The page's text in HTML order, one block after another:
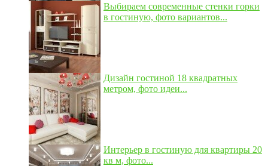
Выбираем современные стенки горки
в гостиную, фото вариантов...
Дизайн гостиной 18 квадратных
метром, фото идеи...
Интерьер в гостиную для квартиры 20
кв м, фото...